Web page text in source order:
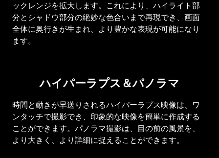
ックレンジを拡大します。これにより、ハイライト部
分とシャドウ部分の絶妙な色合いまで再現でき、画面
全体に奥行きが生まれ、より豊かな表現が可能になり
ます。
ハイパーラプス＆パノラマ
時間と動きが早送りされるハイパーラプス映像は、ワ
ンタッチで撮影でき、印象的な映像を簡単に作成する
ことができます。パノラマ撮影は、目の前の風景を、
より大きく、より詳細に捉えることができます。